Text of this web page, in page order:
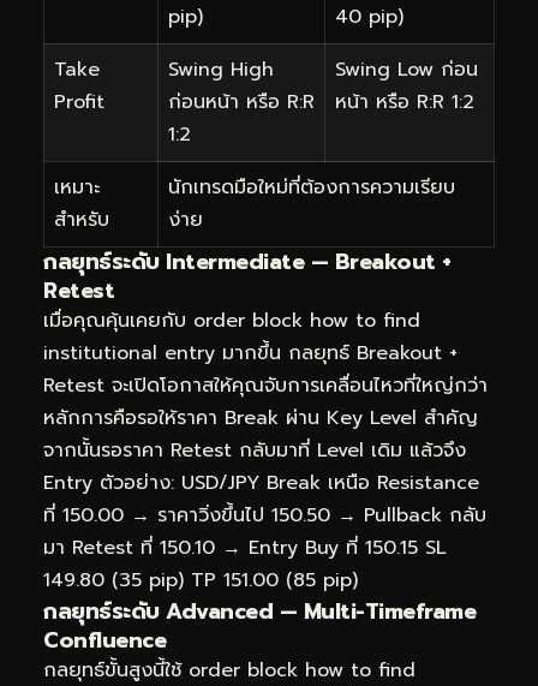
pip)
40 pip)
Take
Profit
Swing High
ก่อนหน้า หรือ R:R
1:2
Swing Low ก่อน
หน้า หรือ R:R 1:2
เหมาะ
สำหรับ
นักเทรดมือใหม่ที่ต้องการความเรียบ
ง่าย
กลยุทธ์ระดับ Intermediate — Breakout +
Retest
เมื่อคุณคุ้นเคยกับ order block how to find
institutional entry มากขึ้น กลยุทธ์ Breakout +
Retest จะเปิดโอกาสให้คุณจับการเคลื่อนไหวที่ใหญ่กว่า
หลักการคือรอให้ราคา Break ผ่าน Key Level สำคัญ
จากนั้นรอราคา Retest กลับมาที่ Level เดิม แล้วจึง
Entry ตัวอย่าง: USD/JPY Break เหนือ Resistance
ที่ 150.00 → ราคาวิ่งขึ้นไป 150.50 → Pullback กลับ
มา Retest ที่ 150.10 → Entry Buy ที่ 150.15 SL
149.80 (35 pip) TP 151.00 (85 pip)
กลยุทธ์ระดับ Advanced — Multi-Timeframe
Confluence
กลยุทธ์ขั้นสูงนี้ใช้ order block how to find